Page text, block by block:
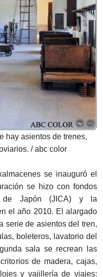
hay asientos de trenes,
/ abc color
se inauguró el
se hizo con fondos
de Japón (JICA) y la
el año 2010. El alargado
serie de asientos del tren,
boleteros, lavatorio del
sala se recrean las
de madera, cajas,
y vajillería de viajes: